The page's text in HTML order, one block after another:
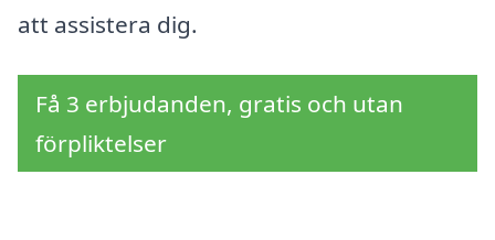
att assistera dig.
Få 3 erbjudanden, gratis och utan
förpliktelser